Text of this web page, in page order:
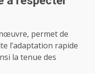
permet de
l’adaptation rapide
la tenue des